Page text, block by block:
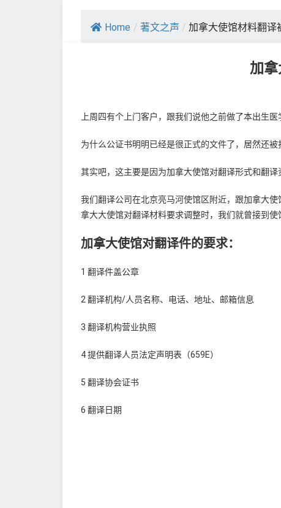
Home / 著文之声 / 加拿大使馆材料翻译
加
上周四有个上门客户，跟我们说他之前做了本出生
为什么公证书明明已经是很正式的文件了，居然还被
其实吧，这主要是因为加拿大使馆对翻译形式和翻译
我们翻译公司在北京亮马河使馆区附近，跟加拿大
拿大大使馆对翻译材料要求调整时，我们就曾接到
加拿大使馆对翻译件的要求：
1 翻译件盖公章
2 翻译机构/人员名称、电话、地址、邮箱信息
3 翻译机构营业执照
4 提供翻译人员法定声明表（659E）
5 翻译协会证书
6 翻译日期